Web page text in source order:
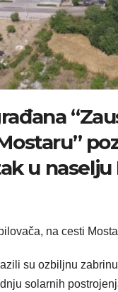
u
na cesti
su ozbiljnu
solarnih